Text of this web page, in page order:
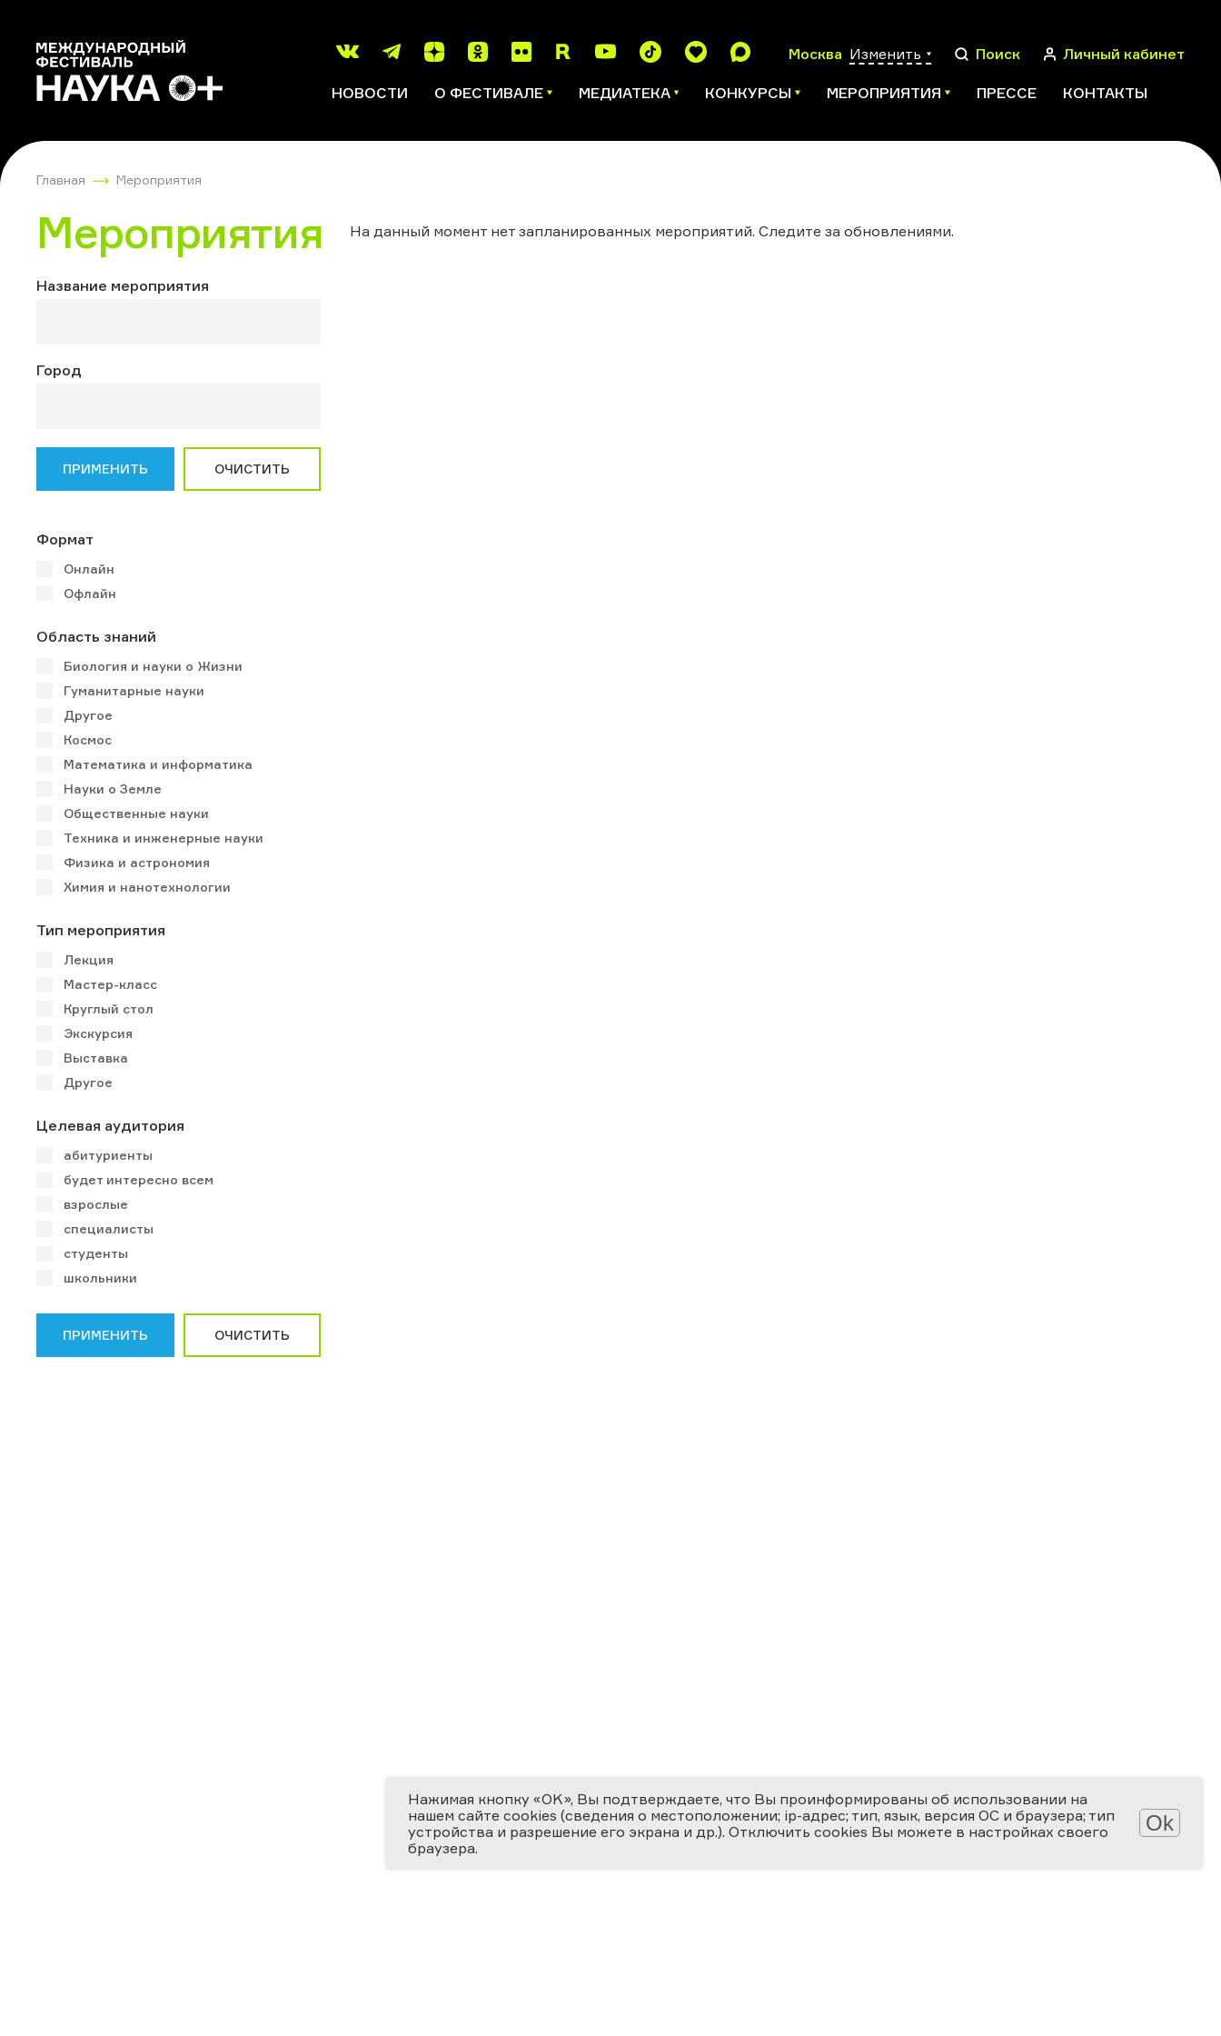
Москва Изменить Поиск Личный кабинет
НОВОСТИ О ФЕСТИВАЛЕ МЕДИАТЕКА КОНКУРСЫ МЕРОПРИЯТИЯ ПРЕССЕ КОНТАКТЫ
Главная Мероприятия
Мероприятия
Название мероприятия
Город
ПРИМЕНИТЬ ОЧИСТИТЬ
Формат
Онлайн
Офлайн
Область знаний
Биология и науки о Жизни
Гуманитарные науки
Другое
Космос
Математика и информатика
Науки о Земле
Общественные науки
Техника и инженерные науки
Физика и астрономия
Химия и нанотехнологии
Тип мероприятия
Лекция
Мастер-класс
Круглый стол
Экскурсия
Выставка
Другое
Целевая аудитория
абитуриенты
будет интересно всем
взрослые
специалисты
студенты
школьники
ПРИМЕНИТЬ ОЧИСТИТЬ
На данный момент нет запланированных мероприятий. Следите за обновлениями.
Нажимая кнопку «OK», Вы подтверждаете, что Вы проинформированы об использовании на
нашем сайте cookies (сведения о местоположении; ip-адрес; тип, язык, версия ОС и браузера; тип
устройства и разрешение его экрана и др.). Отключить cookies Вы можете в настройках своего
браузера.
Ok